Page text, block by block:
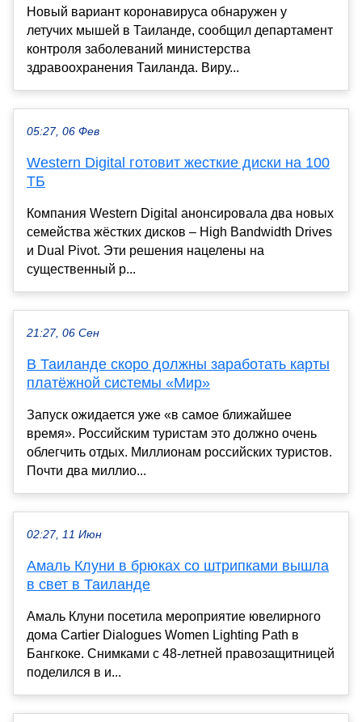
Новый вариант коронавируса обнаружен у
летучих мышей в Таиланде, сообщил департамент
контроля заболеваний министерства
здравоохранения Таиланда. Виру...
05:27, 06 Фев
Western Digital готовит жесткие диски на 100
ТБ
Компания Western Digital анонсировала два новых
семейства жёстких дисков – High Bandwidth Drives
и Dual Pivot. Эти решения нацелены на
существенный р...
21:27, 06 Сен
В Таиланде скоро должны заработать карты
платëжной системы «Мир»
Запуск ожидается уже «в самое ближайшее
время». Российским туристам это должно очень
облегчить отдых. Миллионам российских туристов.
Почти два миллио...
02:27, 11 Июн
Амаль Клуни в брюках со штрипками вышла
в свет в Таиланде
Амаль Клуни посетила мероприятие ювелирного
дома Cartier Dialogues Women Lighting Path в
Бангкоке. Снимками с 48-летней правозащитницей
поделился в и...